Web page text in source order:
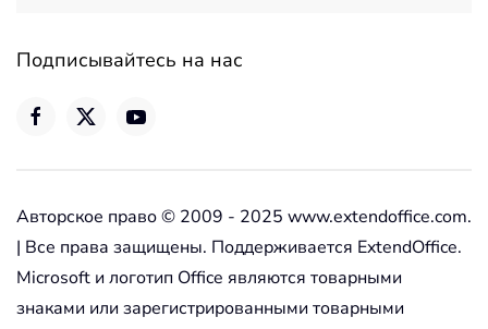
Подписывайтесь на нас
Авторское право © 2009 - 2025 www.extendoffice.com.
| Все права защищены. Поддерживается ExtendOffice.
Microsoft и логотип Office являются товарными
знаками или зарегистрированными товарными